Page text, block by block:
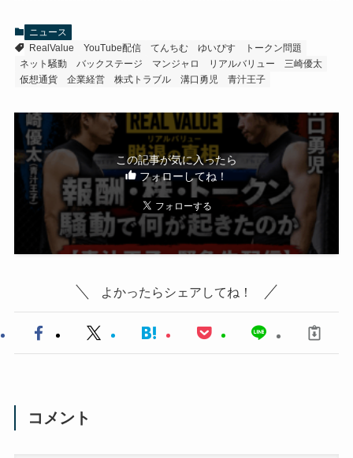
ニュース
RealValue
YouTube配信 てんちむ ゆいぴす
トークン問題
ネット騒動
バックステージ マンジャロ リアルバリュー
三崎優太
仮想通貨
企業経営 株式トラブル 溝口勇児 青汁王子
この記事が気に入ったら
フォローしてね！
よかったらシェアしてね！
コメント